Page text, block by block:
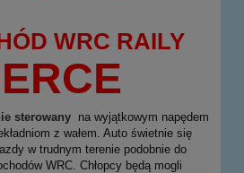
WRC RAILY
sterowany
na wyjątkowym napędem
z wałem. Auto świetnie się
w trudnym terenie podobnie do
WRC. Chłopcy będą mogli